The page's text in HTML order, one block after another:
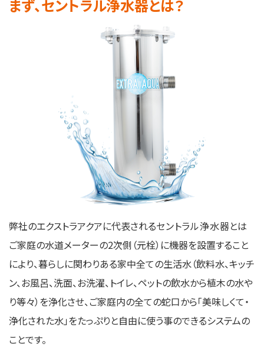
まず、セントラル浄水器とは？
弊社のエクストラアクアに代表されるセントラル浄水器とは
ご家庭の水道メーターの2次側（元栓）に機器を設置すること
により、暮らしに関わりある家中全ての生活水（飲料水、キッチ
ン、お風呂、洗面、お洗濯、トイレ、ペットの飲水から植木の水や
り等々）を浄化させ、ご家庭内の全ての蛇口から「美味しくて・
浄化された水」をたっぷりと自由に使う事のできるシステムの
ことです。